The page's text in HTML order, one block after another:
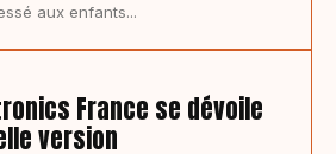
aux enfants...
France se dévoile
version